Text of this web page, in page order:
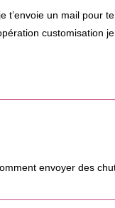
t’envoie un mail pour
customisation
envoyer des